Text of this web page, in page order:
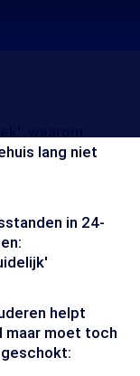
lang niet
in 24-
helpt
maar moet toch